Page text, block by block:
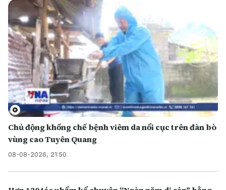
Chủ động khống chế bệnh viêm da nổi cục trên đàn bò
vùng cao Tuyên Quang
08-08-2026, 21:50